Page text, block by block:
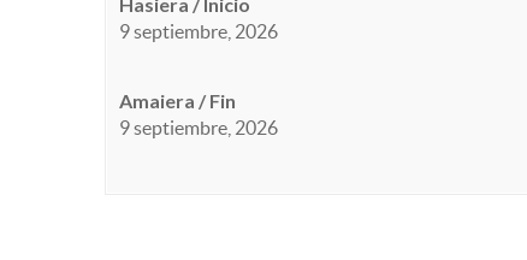
9 septiembre, 2026
Amaiera / Fin
9 septiembre, 2026